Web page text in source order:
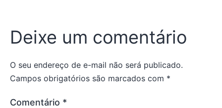
Deixe um comentário
O seu endereço de e-mail não será publicado.
Campos obrigatórios são marcados com *
Comentário *